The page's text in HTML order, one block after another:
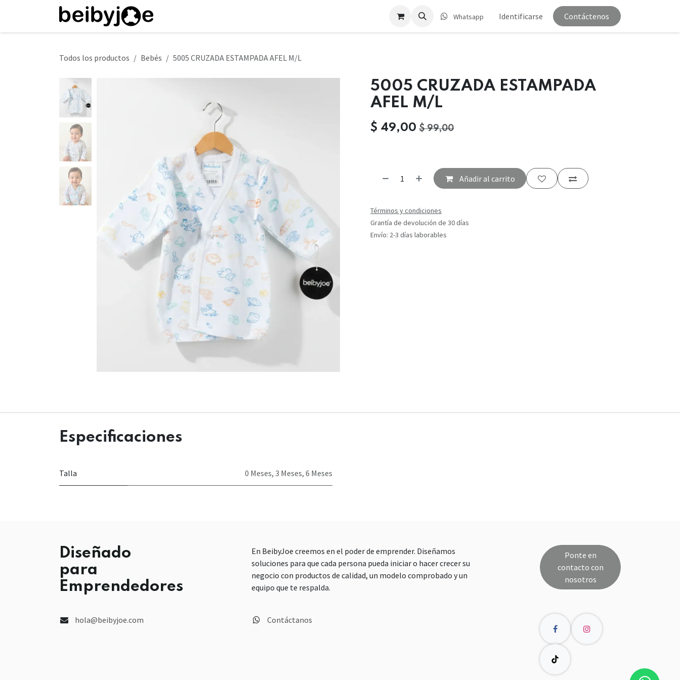
Cita Contáctenos
Whatsapp Identificarse Contáctenos
Todos los productos Bebés 5005 CRUZADA ESTAMPADA AFEL M/L
5005 CRUZADA ESTAMPADA
AFEL M/L
$ 49,00 $99,00
Añadir al carrito
Términos y condiciones
Grantía de devolución de 30 días
Envío: 2-3 días laborables
Especificaciones
Talla 0 Meses, 3 Meses, 6 Meses
Diseñado
para
Emprendedores
En BeibyJoe creemos en el poder de emprender. Diseñamos
soluciones para que cada persona pueda iniciar o hacer crecer su
negocio con productos de calidad, un modelo comprobado y un
equipo que te respalda.
Ponte en
contacto con
nosotros
hola@beibyjoe.com Contáctanos